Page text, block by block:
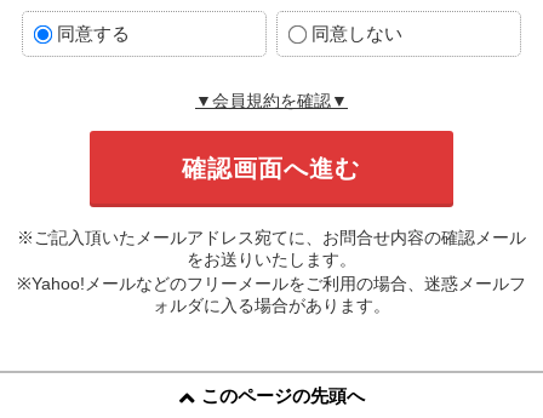
同意する 同意しない
▼会員規約を確認▼
※ご記入頂いたメールアドレス宛てに、お問合せ内容の確認メール
をお送りいたします。
※Yahoo!メールなどのフリーメールをご利用の場合、迷惑メールフ
ォルダに入る場合があります。
このページの先頭へ